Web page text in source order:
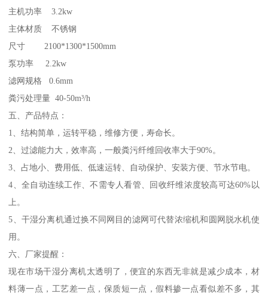
主机功率 3.2kw
主体材质 不锈钢
尺寸 2100*1300*1500mm
泵功率 2.2kw
滤网规格 0.6mm
粪污处理量 40-50m³/h
五、产品特点：
1、结构简单，运转平稳，维修方便，寿命长。
2、过滤能力大，效率高，一般粪污纤维回收率大于90%。
3、占地小、费用低、低速运转、自动保护、安装方便、节水节电。
4、全自动连续工作、不需专人看管、回收纤维浓度较高可达60%以
上。
5、干湿分离机通过换不同网目的滤网可代替浓缩机和圆网脱水机使
用。
六、厂家提醒：
现在市场干湿分离机太透明了，便宜的东西无非就是减少成本，材
料薄一点，工艺差一点，保质短一点，假料掺一点看似差不多，其